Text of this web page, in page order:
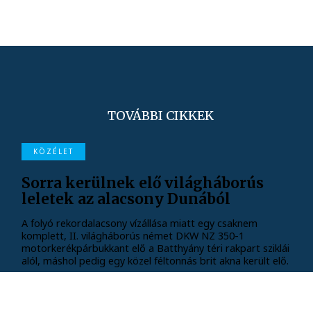
TOVÁBBI CIKKEK
KÖZÉLET
Sorra kerülnek elő világháborús
leletek az alacsony Dunából
A folyó rekordalacsony vízállása miatt egy csaknem
komplett, II. világháborús német DKW NZ 350-1
motorkerékpárbukkant elő a Batthyány téri rakpart sziklái
alól, máshol pedig egy közel féltonnás brit akna került elő.